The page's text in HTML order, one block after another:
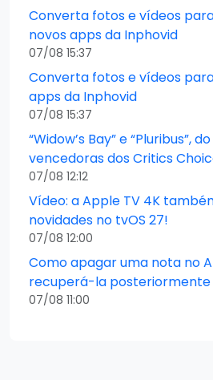
Converta fotos e vídeos
novos apps da Inphovid
07/08 15:37
Converta fotos e vídeos
apps da Inphovid
07/08 15:37
“Widow’s Bay” e “Pluribus”,
vencedoras dos Critics
07/08 12:12
Vídeo: a Apple TV 4K
novidades no tvOS 27!
07/08 12:00
Como apagar uma nota no
recuperá-la posteriormente
07/08 11:00